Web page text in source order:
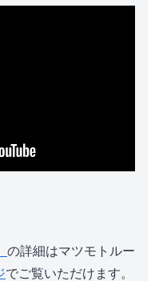
の詳細はマツモトルー
でご覧いただけます。